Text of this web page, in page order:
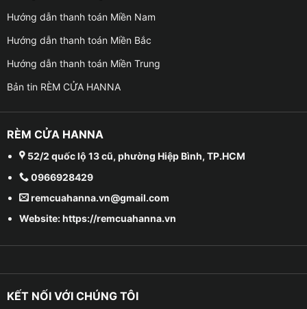
Hướng dẫn thanh toán Miền Nam
Hướng dẫn thanh toán Miền Bắc
Hướng dẫn thanh toán Miền Trung
Bản tin RÈM CỬA HANNA
RÈM CỬA HANNA
52/2 quốc lộ 13 cũ, phường Hiệp Bình, TP.HCM
0966928429
remcuahanna.vn@gmail.com
Website: https://remcuahanna.vn
KẾT NỐI VỚI CHÚNG TÔI